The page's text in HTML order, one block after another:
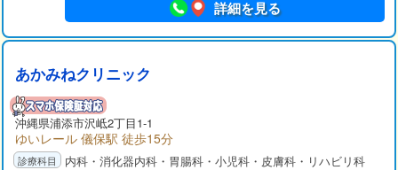
詳細を見る
あかみねクリニック
沖縄県浦添市沢岻2丁目1-1
ゆいレール 儀保駅 徒歩15分
内科・消化器内科・胃腸科・小児科・皮膚科・リハビリ科